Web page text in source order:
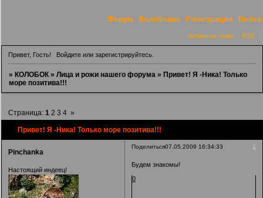
Форум Колобчане Регистрация Войти
Активные темы RSS
Привет, Гость! Войдитеили зарегистрируйтесь.
»КОЛОБОК »Лица и рожи нашего форума »Привет! Я -Ника! Только
море позитива!!!
Привет! Я -Ника! Только море позитива!!!
Страница:1 2 3 4 »
Поделиться 1
07.05.2009 16:34:33
Pinchanka
Настоящий индеец!
Будем знакомы!
0